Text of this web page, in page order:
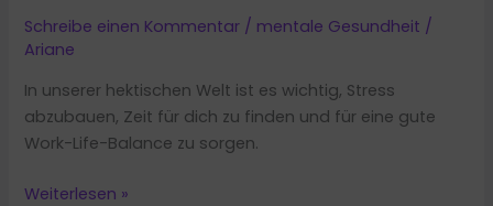
Schreibe einen Kommentar / mentale Gesundheit /
Ariane
In unserer hektischen Welt ist es wichtig, Stress
abzubauen, Zeit für dich zu finden und für eine gute
Work-Life-Balance zu sorgen.
5
Weiterlesen »